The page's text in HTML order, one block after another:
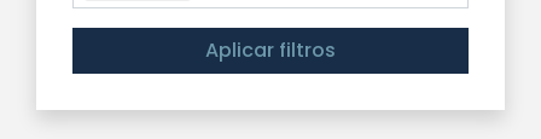
Aplicar filtros